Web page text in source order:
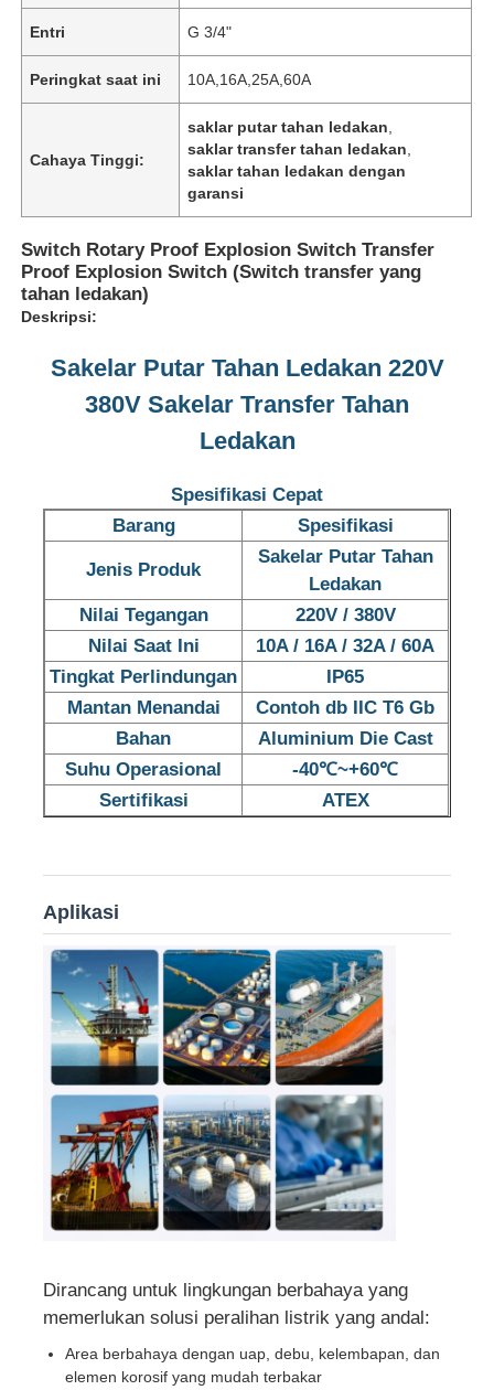
Rumah
Produk
Wisata pabrik
Kontrol kualitas
Hubungi kami
Quote request suatu
Lampu Alarm Tahan Ledakan
kipas anti ledakan
Entri G 3/4"
Peringkat saat ini 10A,16A,25A,60A
Cahaya Tinggi:
saklar putar tahan ledakan
saklar transfer tahan ledakan
saklar tahan ledakan dengan
garansi
Switch Rotary Proof Explosion Switch Transfer
Proof Explosion Switch (Switch transfer yang
tahan ledakan)
Deskripsi:
Sakelar Putar Tahan Ledakan 220V
380V Sakelar Transfer Tahan
Ledakan
Spesifikasi Cepat
Barang
Spesifikasi
Jenis Produk
Sakelar Putar Tahan
Ledakan
Nilai Tegangan
220V / 380V
Nilai Saat Ini
10A / 16A / 32A / 60A
Tingkat Perlindungan
IP65
Mantan Menandai
Contoh db IIC T6 Gb
Bahan
Aluminium Die Cast
Suhu Operasional
-40℃~+60℃
Sertifikasi
ATEX
Aplikasi
Dirancang untuk lingkungan berbahaya yang
memerlukan solusi peralihan listrik yang andal:
Area berbahaya dengan uap, debu, kelembapan, dan
elemen korosif yang mudah terbakar